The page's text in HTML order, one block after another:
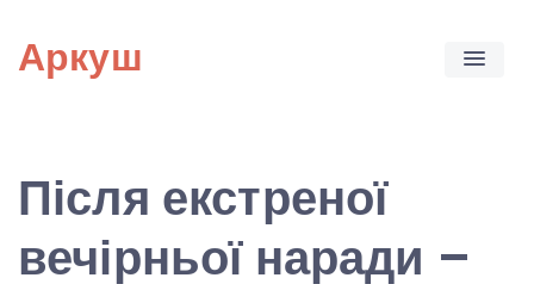
content
Аркуш
Після екстреної
вечірньої наради –